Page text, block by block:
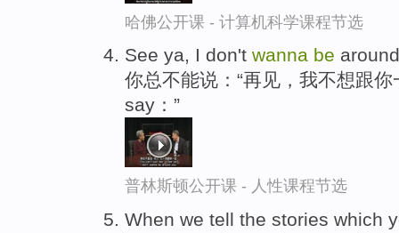
哈佛公开课 - 计算机科学课程节选
See ya, I don't wanna be
你总不能说：“再见，我不想跟
say：”
普林斯顿公开课 - 人性课程节选
When we tell the stories which